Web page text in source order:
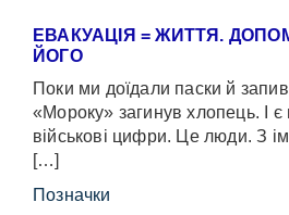
ЕВАКУАЦІЯ = ЖИТТЯ.
ЙОГО
Поки ми доїдали паски й
«Мороку» загинув хлопець. І
військові цифри. Це люди. З
[…]
Позначки